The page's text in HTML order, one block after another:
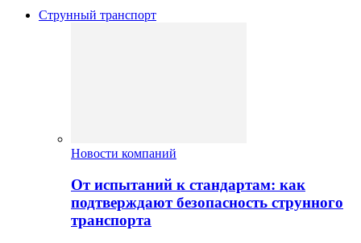
Струнный транспорт
Новости компаний
От испытаний к стандартам: как
подтверждают безопасность струнного
транспорта